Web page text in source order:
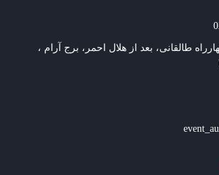
طالقانی، بعد از هلال احمر، برج آرام ،